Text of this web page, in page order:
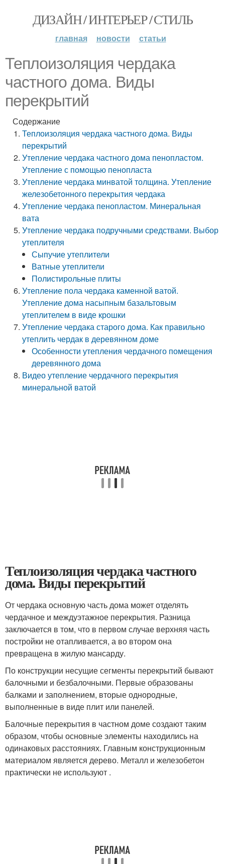
ДИЗАЙН / ИНТЕРЬЕР / СТИЛЬ
главная новости статьи
Теплоизоляция чердака
частного дома. Виды
перекрытий
Содержание
Теплоизоляция чердака частного дома. Виды
перекрытий
Утепление чердака частного дома пенопластом.
Утепление с помощью пенопласта
Утепление чердака минватой толщина. Утепление
железобетонного перекрытия чердака
Утепление чердака пенопластом. Минеральная
вата
Утепление чердака подручными средствами. Выбор
утеплителя
Сыпучие утеплители
Ватные утеплители
Полистирольные плиты
Утепление пола чердака каменной ватой.
Утепление дома насыпным базальтовым
утеплителем в виде крошки
Утепление чердака старого дома. Как правильно
утеплить чердак в деревянном доме
Особенности утепления чердачного помещения
деревянного дома
Видео утепление чердачного перекрытия
минеральной ватой
Теплоизоляция чердака частного
дома. Виды перекрытий
От чердака основную часть дома может отделять
чердачное и междуэтажное перекрытия. Разница
заключается в том, что в первом случае верхняя часть
постройки не отапливается, а во втором она
превращена в жилую мансарду.
По конструкции несущие сегменты перекрытий бывают
балочными и безбалочными. Первые образованы
балками и заполнением, вторые однородные,
выполненные в виде плит или панелей.
Балочные перекрытия в частном доме создают таким
образом, чтобы основные элементы находились на
одинаковых расстояниях. Главным конструкционным
материалом является дерево. Металл и железобетон
практически не используют .